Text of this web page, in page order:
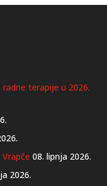
terapije u 2026.
08. lipnja 2026.
2026.